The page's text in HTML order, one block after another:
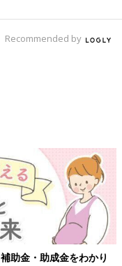
Recommended by
対策、知っておいて！